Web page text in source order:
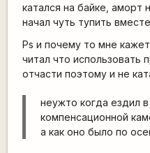
катался на байке, аморт
начал чуть тупить
Ps и почему то мне
читал что использовать
отчасти поэтому и не
неужто когда ездил
компенсационной
а как оно было по